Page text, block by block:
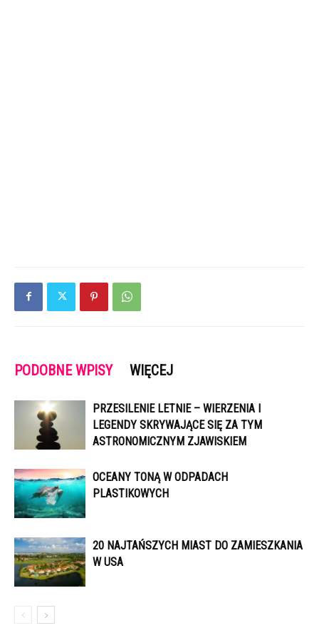
PODOBNE WPISY WIĘCEJ
PRZESILENIE LETNIE – WIERZENIA I
LEGENDY SKRYWAJĄCE SIĘ ZA TYM
ASTRONOMICZNYM ZJAWISKIEM
OCEANY TONĄ W ODPADACH
PLASTIKOWYCH
20 NAJTAŃSZYCH MIAST DO ZAMIESZKANIA
W USA